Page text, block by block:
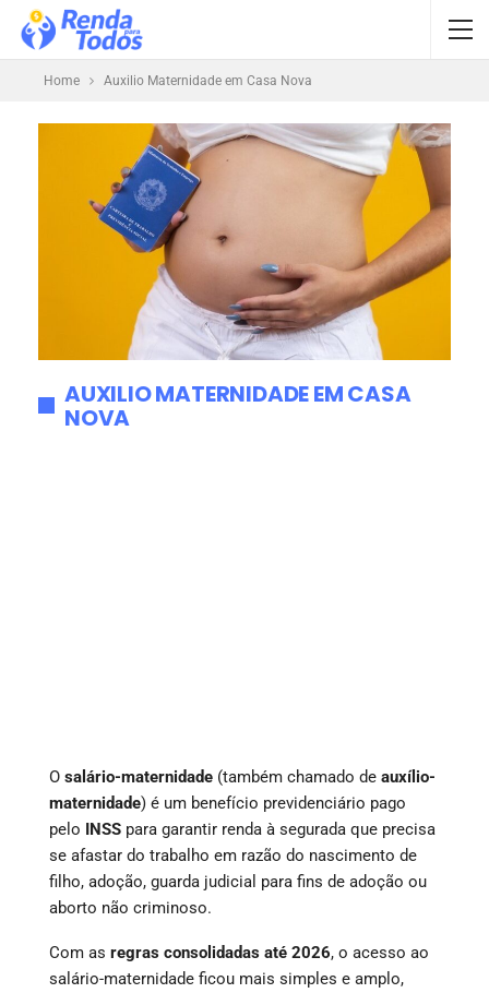
Home Auxilio Maternidade em Casa Nova
AUXILIO MATERNIDADE EM CASA
NOVA
O salário-maternidade (também chamado de auxílio-
maternidade) é um benefício previdenciário pago
pelo INSS para garantir renda à segurada que precisa
se afastar do trabalho em razão do nascimento de
filho, adoção, guarda judicial para fins de adoção ou
aborto não criminoso.
Com as regras consolidadas até 2026, o acesso ao
salário-maternidade ficou mais simples e amplo,